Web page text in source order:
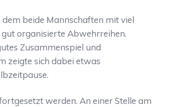
beide Mannschaften mit viel
organisierte Abwehrreihen.
Zusammenspiel und
zeigte sich dabei etwas
werden. An einer Stelle am